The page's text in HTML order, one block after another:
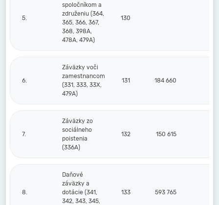
5.
spoločníkom a
združeniu (364,
365, 366, 367,
368, 398A,
478A, 479A)
130
6.
Záväzky voči
zamestnancom
(331, 333, 33X,
479A)
131 184 660
7.
Záväzky zo
sociálneho
poistenia
(336A)
132 150 615
8.
Daňové
záväzky a
dotácie (341,
342, 343, 345,
133 593 765